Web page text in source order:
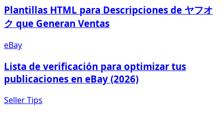
Plantillas HTML para Descripciones de ヤフオ
ク que Generan Ventas
eBay
Lista de verificación para optimizar tus
publicaciones en eBay (2026)
Seller Tips